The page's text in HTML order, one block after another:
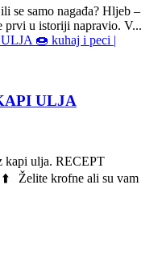
se samo nagađa? Hljeb –
prvi u istoriji napravio. V...
ULJA
kapi ulja. RECEPT
Želite krofne ali su vam